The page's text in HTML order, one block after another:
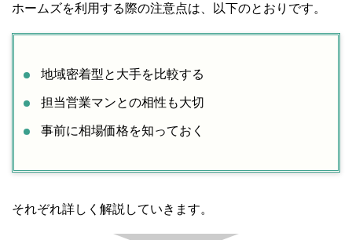
ホームズを利用する際の注意点は、以下のとおりです。
地域密着型と大手を比較する
担当営業マンとの相性も大切
事前に相場価格を知っておく
それぞれ詳しく解説していきます。